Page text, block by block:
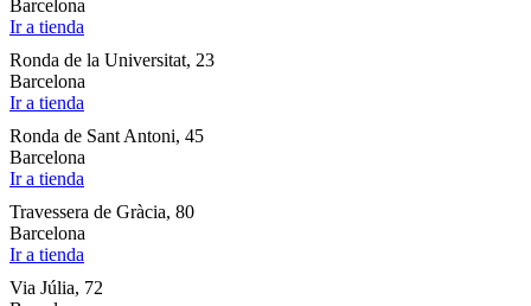
Barcelona
Ir a tienda
Ronda de la Universitat, 23
Barcelona
Ir a tienda
Ronda de Sant Antoni, 45
Barcelona
Ir a tienda
Travessera de Gràcia, 80
Barcelona
Ir a tienda
Via Júlia, 72